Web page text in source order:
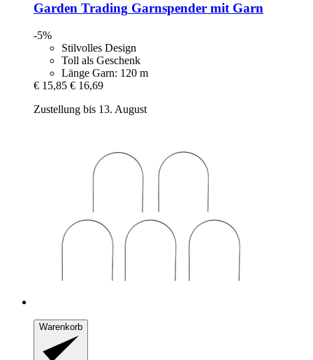
Garden Trading Garnspender mit Garn
-5%
Stilvolles Design
Toll als Geschenk
Länge Garn: 120 m
€ 15,85 € 16,69
Zustellung bis 13. August
Warenkorb